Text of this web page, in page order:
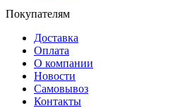
Покупателям
Доставка
Оплата
О компании
Новости
Самовывоз
Контакты